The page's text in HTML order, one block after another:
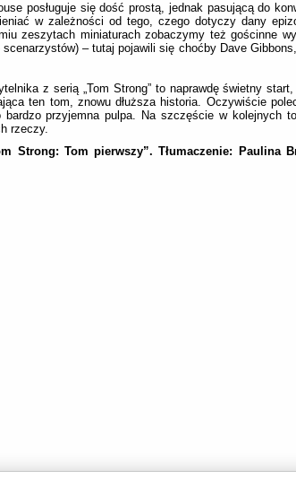
posługuje się dość prostą, jednak pasującą do
w zależności od tego, czego dotyczy dany
zeszytach miniaturach zobaczymy też gościnne
– tutaj pojawili się choćby Dave
z serią „Tom Strong” to naprawdę świetny
ten tom, znowu dłuższa historia. Oczywiście
przyjemna pulpa. Na szczęście w kolejnych
rzeczy.
Strong: Tom pierwszy”. Tłumaczenie: Paulina